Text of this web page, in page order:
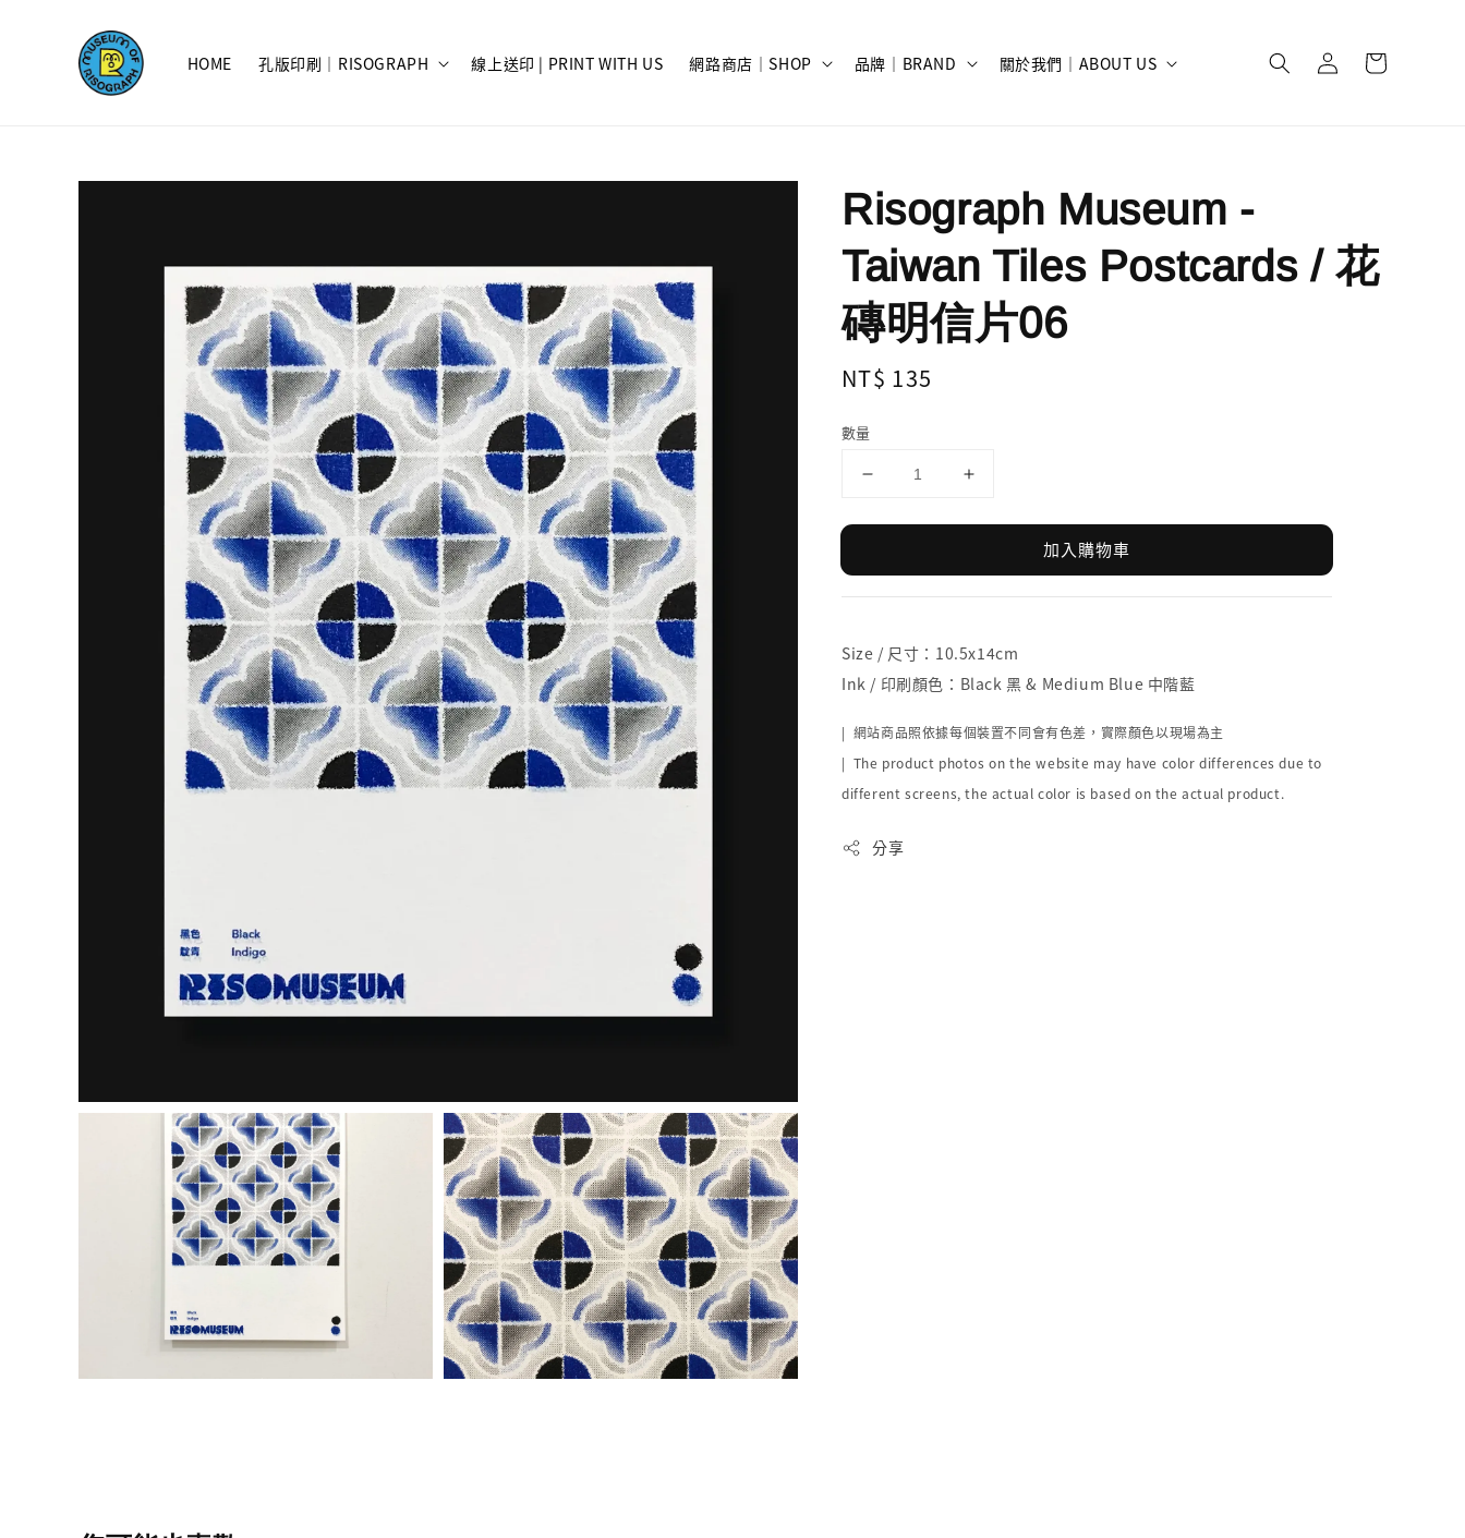
HOME 孔版印刷｜RISOGRAPH 線上送印 | PRINT WITH US 網路商店｜SHOP 品牌｜BRAND 關於我們｜ABOUT US
Risograph Museum -
Taiwan Tiles Postcards / 花
磚明信片06
Regular
NT$ 135
數量
加入購物車
Size / 尺寸：10.5x14cm
Ink / 印刷顏色：Black 黑 & Medium Blue 中階藍
| 網站商品照依據每個裝置不同會有色差，實際顏色以現場為主
| The product photos on the website may have color differences due to
different screens, the actual color is based on the actual product.
分享